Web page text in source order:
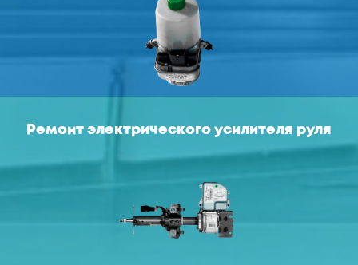
Ремонт электрического усилителя руля